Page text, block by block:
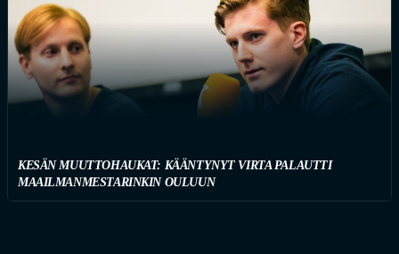
KESÄN MUUTTOHAUKAT: KÄÄNTYNYT VIRTA PALAUTTI
MAAILMANMESTARINKIN OULUUN